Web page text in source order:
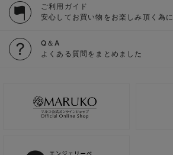
ご利用ガイド
安心してお買い物をお楽しみ頂く為に
Q＆A
よくある質問をまとめました